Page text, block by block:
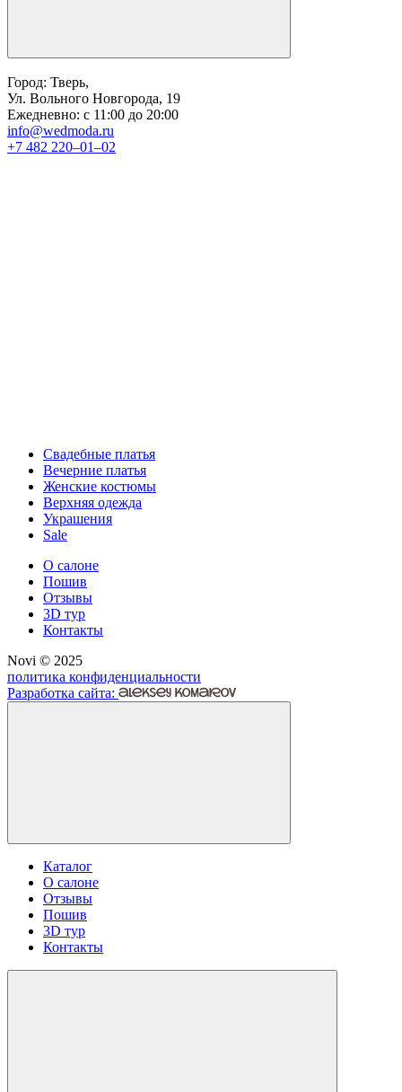
Город: Тверь,
Ул. Вольного Новгорода, 19
Ежедневно: с 11:00 до 20:00
info@wedmoda.ru
+7 482 220‒01‒02
Свадебные платья
Вечерние платья
Женские костюмы
Верхняя одежда
Украшения
Sale
О салоне
Пошив
Отзывы
3D тур
Контакты
Novi © 2025
политика конфиденциальности
Разработка сайта:
Каталог
О салоне
Отзывы
Пошив
3D тур
Контакты